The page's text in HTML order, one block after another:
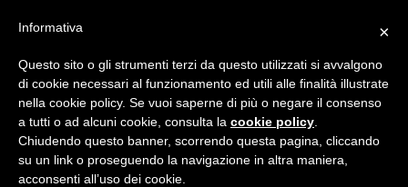
×
Informativa
Questo sito o gli strumenti terzi da questo utilizzati si avvalgono
di cookie necessari al funzionamento ed utili alle finalità illustrate
nella cookie policy. Se vuoi saperne di più o negare il consenso
a tutti o ad alcuni cookie, consulta la cookie policy
Chiudendo questo banner, scorrendo questa pagina, cliccando
su un link o proseguendo la navigazione in altra maniera,
acconsenti all’uso dei cookie.